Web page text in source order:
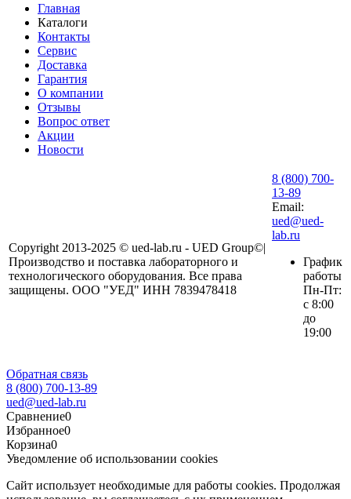
Главная
Каталоги
Контакты
Сервис
Доставка
Гарантия
О компании
Отзывы
Вопрос ответ
Акции
Новости
Copyright 2013-2025 © ued-lab.ru - UED Group©|
Производство и поставка лабораторного и
технологического оборудования. Все права
защищены. ООО "УЕД" ИНН 7839478418
8 (800) 700-
13-89
Email:
ued@ued-
lab.ru
График
работы
Пн-Пт:
с 8:00
до
19:00
Обратная связь
8 (800) 700-13-89
ued@ued-lab.ru
Сравнение0
Избранное0
Корзина0
Уведомление об использовании cookies
Сайт использует необходимые для работы cookies. Продолжая